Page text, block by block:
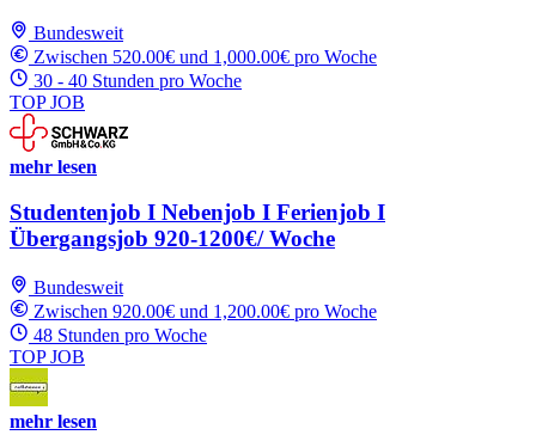
Bundesweit
Zwischen 520.00€ und 1,000.00€ pro Woche
30 - 40 Stunden pro Woche
TOP JOB
mehr lesen
Studentenjob I Nebenjob I Ferienjob I
Übergangsjob 920-1200€/ Woche
Bundesweit
Zwischen 920.00€ und 1,200.00€ pro Woche
48 Stunden pro Woche
TOP JOB
mehr lesen